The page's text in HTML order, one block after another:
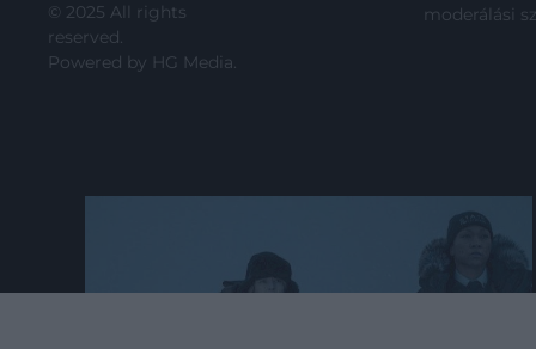
© 2025 All rights
reserved.
Powered by HG Media.
moderálási